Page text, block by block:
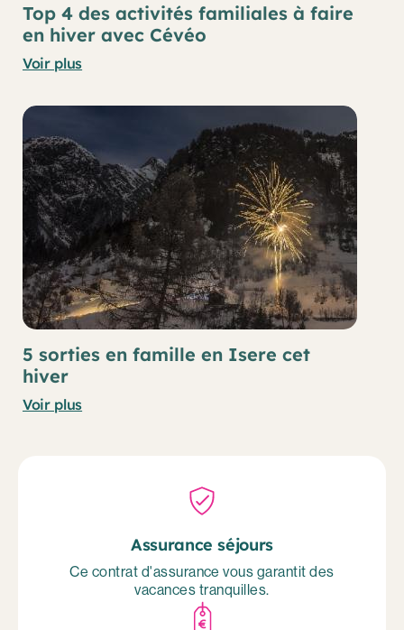
Top 4 des activités familiales à faire
en hiver avec Cévéo
Voir plus
5 sorties en famille en Isere cet
hiver
Voir plus
Assurance séjours
Ce contrat d'assurance vous garantit des
vacances tranquilles.